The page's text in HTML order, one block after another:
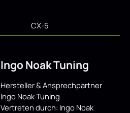
CX-5
Ingo Noak Tuning
Hersteller & Ansprechpartner
Ingo Noak Tuning
Vertreten durch: Ingo Noak